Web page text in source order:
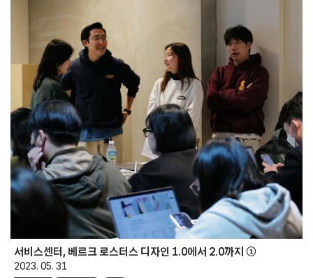
서비스센터, 베르크 로스터스 디자인 1.0에서 2.0까지 ①
2023. 05. 31